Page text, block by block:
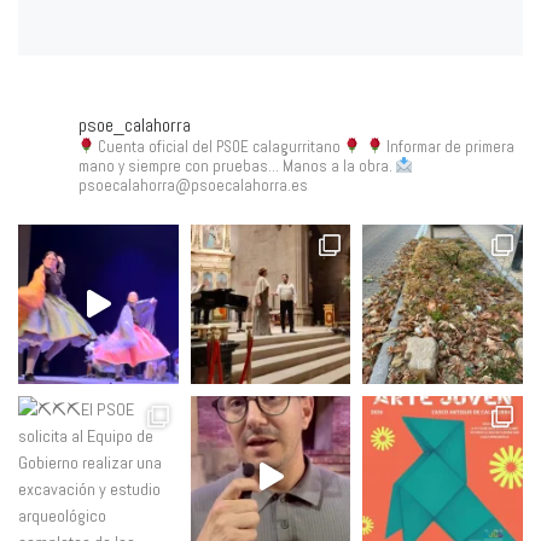
psoe_calahorra
Cuenta oficial del PSOE calagurritano
Informar de primera
mano y siempre con pruebas... Manos a la obra.
psoecalahorra@psoecalahorra.es